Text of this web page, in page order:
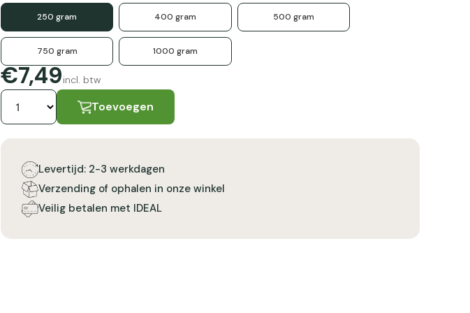
250 gram 400 gram 500 gram
750 gram 1000 gram
€7,49incl. btw
Toevoegen
Levertijd: 2-3 werkdagen
Verzending of ophalen in onze winkel
Veilig betalen met IDEAL